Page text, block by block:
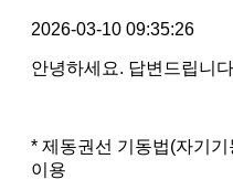
2026-03-10 09:35:26
안녕하세요. 답변드립니
* 제동권선 기동법(자기
이용